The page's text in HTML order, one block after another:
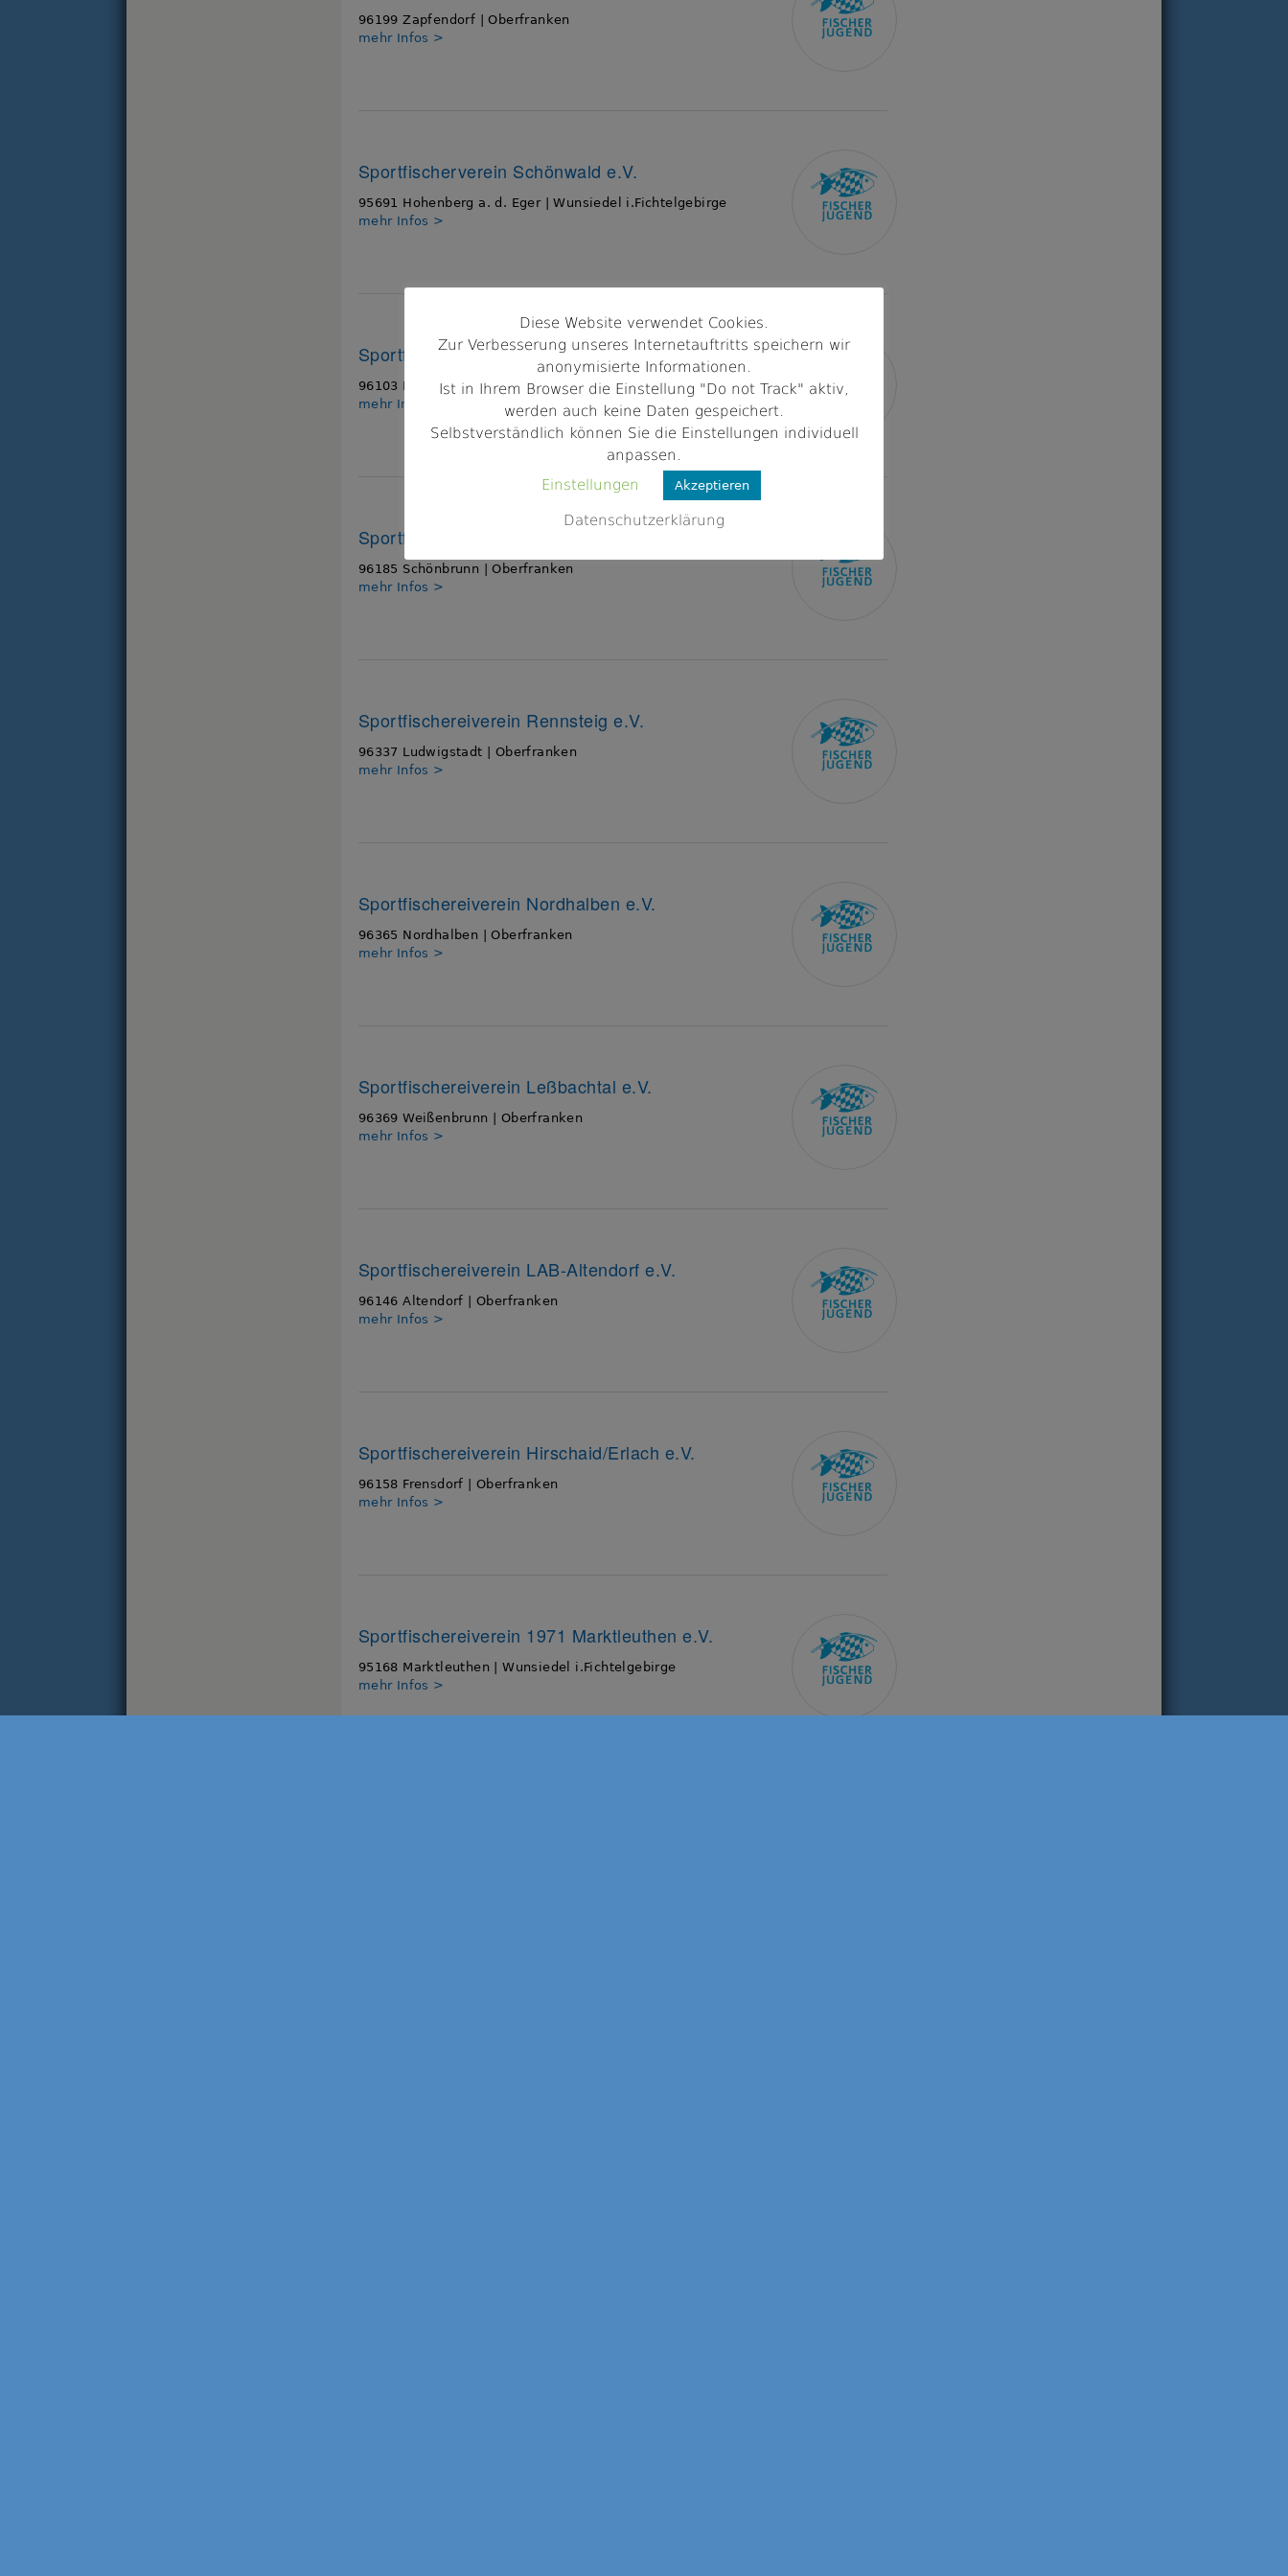
96199 Zapfendorf | Oberfranken
mehr Infos >
Sportfischerverein Schönwald e.V.
95691 Hohenberg a. d. Eger | Wunsiedel i.Fichtelgebirge
mehr Infos >
Sportfischerverein Bamberg und Umgebung e.V.
96103 Hallstadt | Oberfranken
mehr Infos >
Sportfischereiverein Schönbrunn e.V.
96185 Schönbrunn | Oberfranken
mehr Infos >
Sportfischereiverein Rennsteig e.V.
96337 Ludwigstadt | Oberfranken
mehr Infos >
Sportfischereiverein Nordhalben e.V.
96365 Nordhalben | Oberfranken
mehr Infos >
Sportfischereiverein Leßbachtal e.V.
96369 Weißenbrunn | Oberfranken
mehr Infos >
Sportfischereiverein LAB-Altendorf e.V.
96146 Altendorf | Oberfranken
mehr Infos >
Sportfischereiverein Hirschaid/Erlach e.V.
96158 Frensdorf | Oberfranken
mehr Infos >
Sportfischereiverein 1971 Marktleuthen e.V.
95168 Marktleuthen | Wunsiedel i.Fichtelgebirge
mehr Infos >
Diese Website verwendet Cookies.
Zur Verbesserung unseres Internetauftritts speichern wir
anonymisierte Informationen.
Ist in Ihrem Browser die Einstellung "Do not Track" aktiv,
werden auch keine Daten gespeichert.
Selbstverständlich können Sie die Einstellungen individuell
anpassen.
Einstellungen
Akzeptieren
Datenschutzerklärung